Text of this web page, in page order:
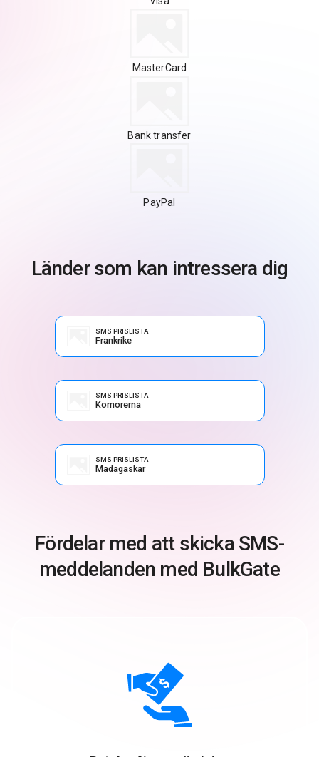
MasterCard
Bank transfer
PayPal
Länder som kan intressera dig
SMS PRISLISTA
Frankrike
SMS PRISLISTA
Komorerna
SMS PRISLISTA
Madagaskar
Fördelar med att skicka SMS-
meddelanden med BulkGate